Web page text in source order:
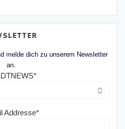
melde dich zu unserem Newsletter
an.
Addresse*